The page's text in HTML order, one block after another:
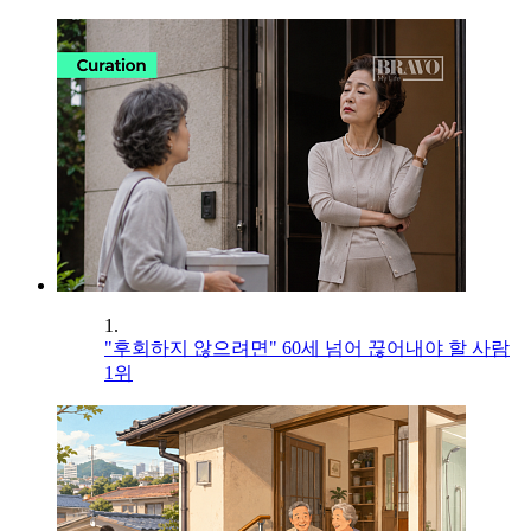
1.
"후회하지 않으려면" 60세 넘어 끊어내야 할 사람
1위